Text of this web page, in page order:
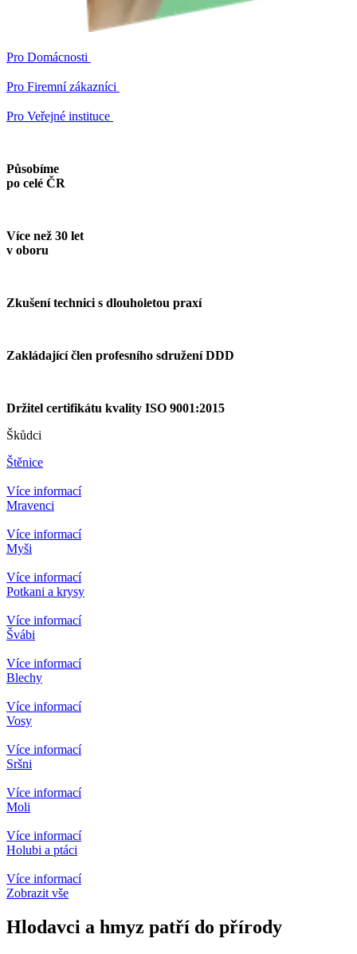
Pro Domácnosti
Pro Firemní zákazníci
Pro Veřejné instituce
Působíme
po celé ČR
Více než 30 let
v oboru
Zkušení technici s dlouholetou praxí
Zakládající člen profesního sdružení DDD
Držitel certifikátu kvality ISO 9001:2015
Škůdci
Štěnice
Více informací
Mravenci
Více informací
Myši
Více informací
Potkani a krysy
Více informací
Švábi
Více informací
Blechy
Více informací
Vosy
Více informací
Sršni
Více informací
Moli
Více informací
Holubi a ptáci
Více informací
Zobrazit vše
Hlodavci a hmyz patří do přírody